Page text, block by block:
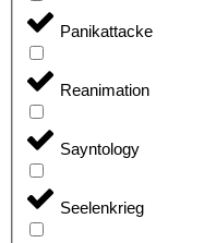
Panikattacke
Reanimation
Sayntology
Seelenkrieg